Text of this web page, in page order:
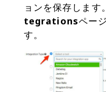
ョンを保存しま
tegrationsペー